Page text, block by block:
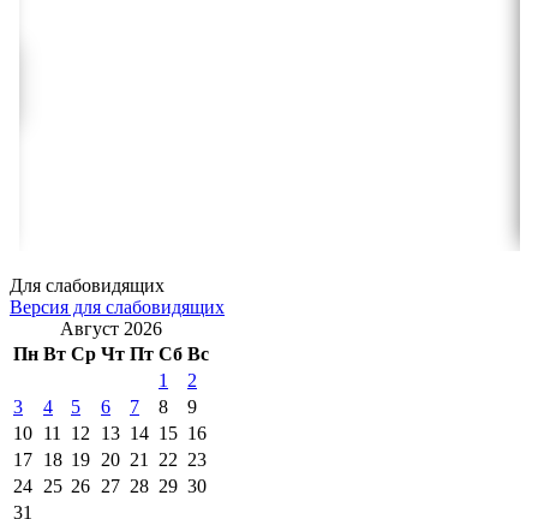
Для слабовидящих
Версия для слабовидящих
Август 2026
Пн Вт Ср Чт Пт Сб Вс
1
2
3
4 5 6 7 8
9
10 11 12 13 14 15 16
17 18 19 20 21 22 23
24 25 26 27 28 29 30
31